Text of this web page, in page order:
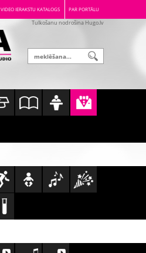
VIDEO IERAKSTU KATALOGS PAR PORTĀLU
Tulkošanu nodrošina Hugo.lv